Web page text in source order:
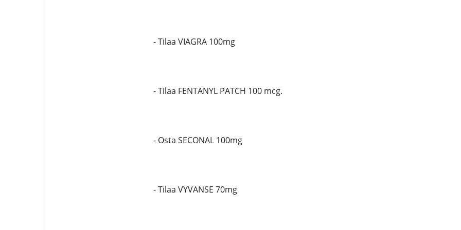
- Tilaa VIAGRA 100mg
- Tilaa FENTANYL PATCH 100 mcg.
- Osta SECONAL 100mg
- Tilaa VYVANSE 70mg